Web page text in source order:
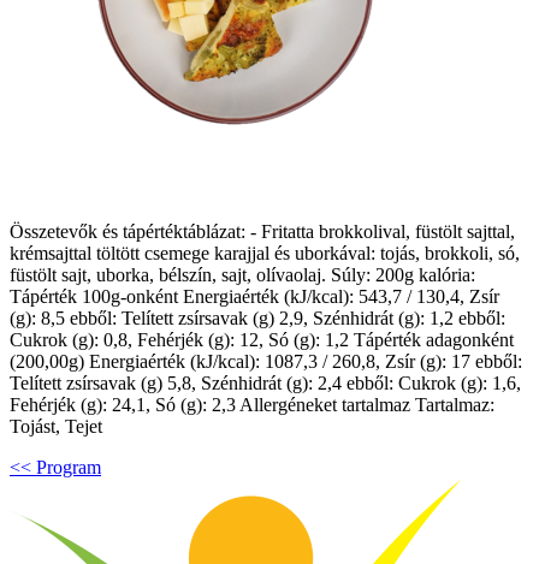
Összetevők és tápértéktáblázat: - Fritatta brokkolival, füstölt sajttal,
krémsajttal töltött csemege karajjal és uborkával: tojás, brokkoli, só,
füstölt sajt, uborka, bélszín, sajt, olívaolaj. Súly: 200g kalória:
Tápérték 100g-onként Energiaérték (kJ/kcal): 543,7 / 130,4, Zsír
(g): 8,5 ebből: Telített zsírsavak (g) 2,9, Szénhidrát (g): 1,2 ebből:
Cukrok (g): 0,8, Fehérjék (g): 12, Só (g): 1,2 Tápérték adagonként
(200,00g) Energiaérték (kJ/kcal): 1087,3 / 260,8, Zsír (g): 17 ebből:
Telített zsírsavak (g) 5,8, Szénhidrát (g): 2,4 ebből: Cukrok (g): 1,6,
Fehérjék (g): 24,1, Só (g): 2,3 Allergéneket tartalmaz Tartalmaz:
Tojást, Tejet
<< Program